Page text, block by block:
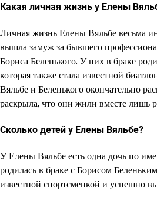
Какая личная жизнь у Елены
Личная жизнь Елены Вяльбе весьма
вышла замуж за бывшего
Бориса Беленького. У них в браке
которая также стала известной
Вяльбе и Беленького окончательно
раскрыла, что они жили вместе лишь
Сколько детей у Елены Вяльбе?
У Елены Вяльбе есть одна дочь по
родилась в браке с Борисом
известной спортсменкой и успешно